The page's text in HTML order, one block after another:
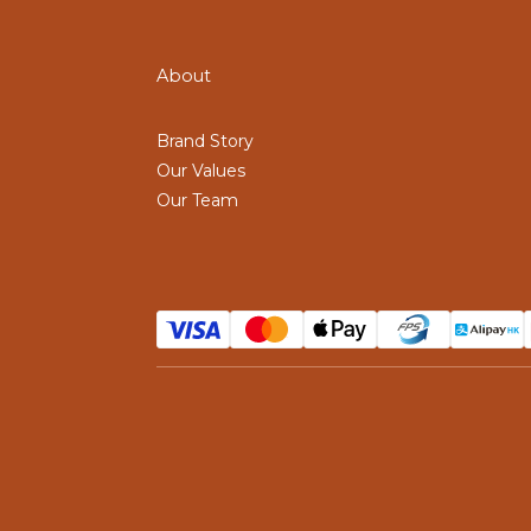
About
Brand Story
Our Values
Our Team